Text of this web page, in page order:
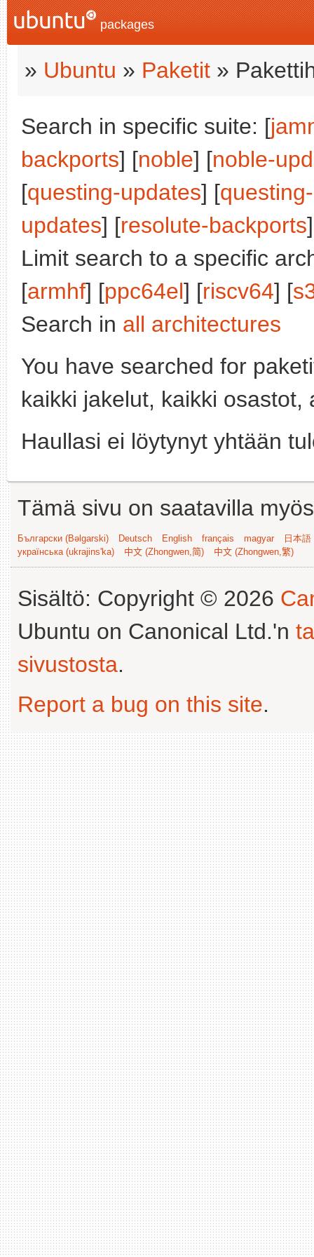
packages
» Ubuntu » Paketit »
Search in specific suite: [
backports] [noble] [noble-
[questing-updates] [
updates] [resolute-backports
Limit search to a specific
[armhf] [ppc64el] [riscv64] [
Search in all architectures
You have searched for
kaikki jakelut, kaikki
Haullasi ei löytynyt yhtään
Tämä sivu on saatavilla
Български (Bəlgarski) Deutsch English français magyar
日本
українська (ukrajins'ka)
中文 (Zhongwen,简) 中文 (Zhongwen,繁)
Sisältö: Copyright © 2026
Ubuntu on Canonical Ltd.'n
sivustosta.
Report a bug on this site.